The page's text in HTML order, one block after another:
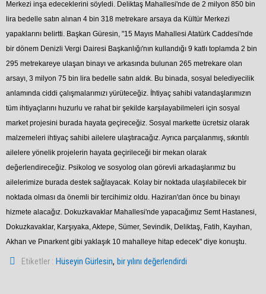
Merkezi inşa edeceklerini söyledi. Deliktaş Mahallesi'nde de 2 milyon 850 bin
lira bedelle satın alınan 4 bin 318 metrekare arsaya da Kültür Merkezi
yapaklarını belirtti. Başkan Güresin, "15 Mayıs Mahallesi Atatürk Caddesi'nde
bir dönem Denizli Vergi Dairesi Başkanlığı'nın kullandığı 9 katlı toplamda 2 bin
295 metrekareye ulaşan binayı ve arkasında bulunan 265 metrekare olan
arsayı, 3 milyon 75 bin lira bedelle satın aldık. Bu binada, sosyal belediyecilik
anlamında ciddi çalışmalarımızı yürüteceğiz. İhtiyaç sahibi vatandaşlarımızın
tüm ihtiyaçlarını huzurlu ve rahat bir şekilde karşılayabilmeleri için sosyal
market projesini burada hayata geçireceğiz. Sosyal markette ücretsiz olarak
malzemeleri ihtiyaç sahibi ailelere ulaştıracağız. Ayrıca parçalanmış, sıkıntılı
ailelere yönelik projelerin hayata geçirileceği bir mekan olarak
değerlendireceğiz. Psikolog ve sosyolog olan görevli arkadaşlarımız bu
ailelerimize burada destek sağlayacak. Kolay bir noktada ulaşılabilecek bir
noktada olması da önemli bir tercihimiz oldu. Haziran'dan önce bu binayı
hizmete alacağız. Dokuzkavaklar Mahallesi'nde yapacağımız Semt Hastanesi,
Dokuzkavaklar, Karşıyaka, Aktepe, Sümer, Sevindik, Deliktaş, Fatih, Kayıhan,
Akhan ve Pınarkent gibi yaklaşık 10 mahalleye hitap edecek" diye konuştu.
Etiketler : Hüseyin Gürlesin,bir yılını değerlendirdi